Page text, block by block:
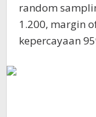
random
1.200, margin
kepercayaan